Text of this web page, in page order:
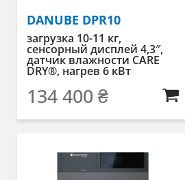
DANUBE DPR10
загрузка 10-11 кг,
сенсорный дисплей 4,3″,
датчик влажности CARE
DRY®, нагрев 6 кВт
134 400 ₴